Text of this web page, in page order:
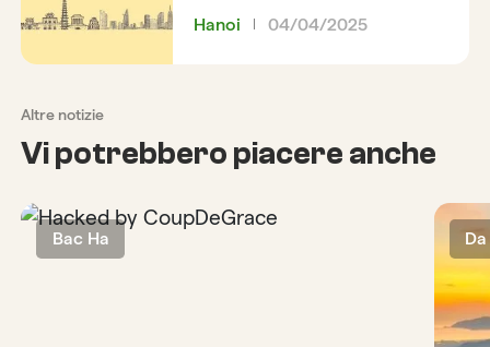
Hanoi 04/04/2025
Altre notizie
Vi potrebbero piacere anche
Bac Ha